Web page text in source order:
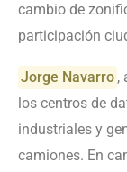
cambio de
participación
Jorge Navarro ,
los centros de
industriales y
camiones. En